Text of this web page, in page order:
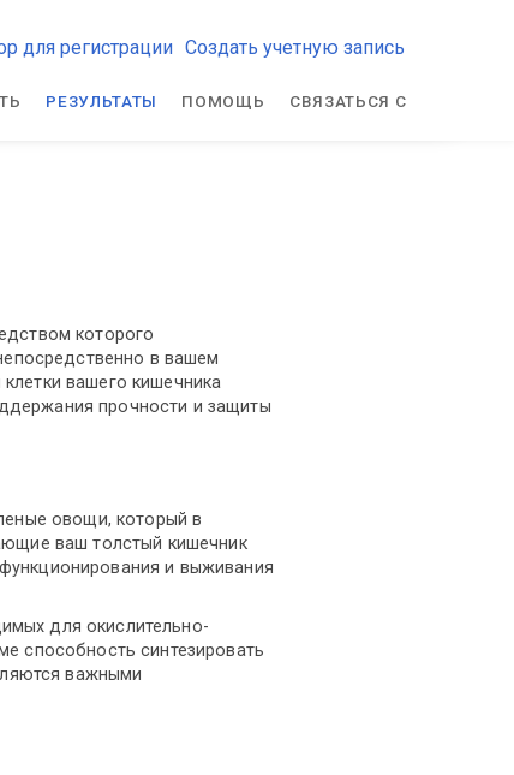
для регистрации Создать учетную запись
РЕЗУЛЬТАТЫ ПОМОЩЬ СВЯЗАТЬСЯ С
которого
в вашем
вашего кишечника
прочности и защиты
овощи, который в
ваш толстый кишечник
и выживания
для окислительно-
способность синтезировать
важными